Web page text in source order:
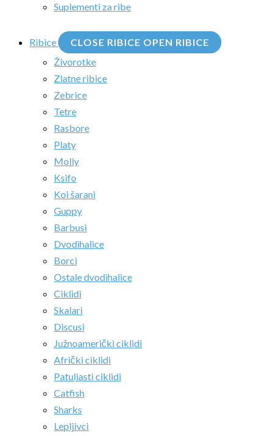
Suplementi za ribe
Ribice CLOSE RIBICE OPEN RIBICE
Živorotke
Zlatne ribice
Zebrice
Tetre
Rasbore
Platy
Molly
Ksifo
Koi šarani
Guppy
Barbusi
Dvodihalice
Borci
Ostale dvodihalice
Ciklidi
Skalari
Discusi
Južnoamerički ciklidi
Afrički ciklidi
Patuljasti ciklidi
Catfish
Sharks
Lepljivci